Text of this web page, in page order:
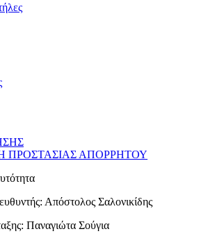
ΠΡΟΣΤΑΣΙΑΣ ΑΠΟΡΡΗΤΟΥ
Απόστολος Σαλονικίδης
Παναγιώτα Σούγια